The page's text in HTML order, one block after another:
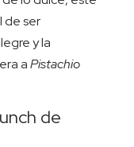
de ser
y la
aPistachio
de